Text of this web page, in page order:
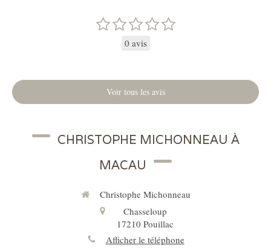
0 avis
Voir tous les avis
CHRISTOPHE MICHONNEAU À
MACAU
Christophe Michonneau
Chasseloup
17210 Pouillac
Afficher le téléphone